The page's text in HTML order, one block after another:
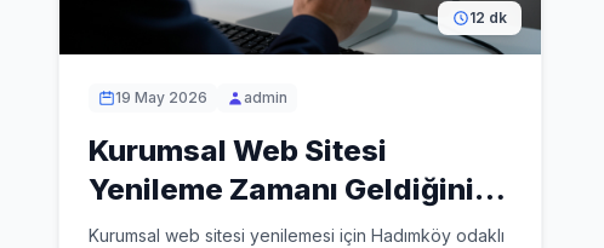
12 dk
19 May 2026 admin
Kurumsal Web Sitesi
Yenileme Zamanı Geldiğini
Gösteren 7 İşaret
Kurumsal web sitesi yenilemesi için Hadımköy odaklı